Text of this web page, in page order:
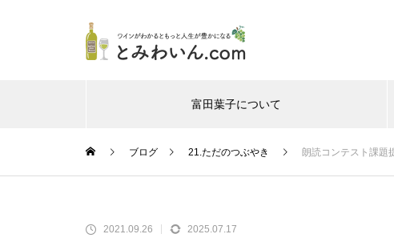
富田葉子について
Warning
/home/
ブログ 21.ただのつぶやき 朗読コンテスト課題
2021.09.26 2025.07.17